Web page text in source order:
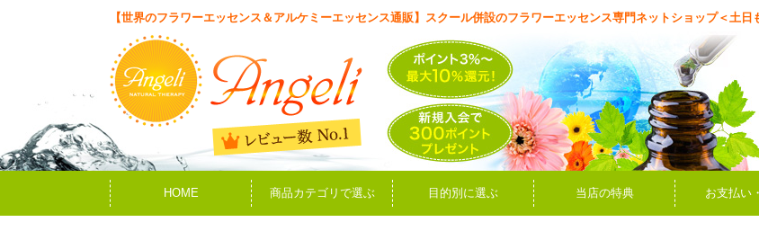
【世界のフラワーエッセンス＆アルケミーエッセンス通販】スクール併設のフラワーエッセンス専門ネットショップ＜土日
HOME 商品カテゴリで選ぶ 目的別に選ぶ 当店の特典 お支払い